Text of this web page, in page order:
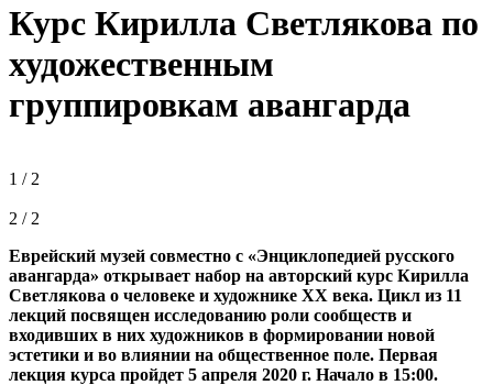
Курс Кирилла Светлякова по
художественным
группировкам авангарда
1 / 2
2 / 2
Еврейский музей совместно с «Энциклопедией русского
авангарда» открывает набор на авторский курс Кирилла
Светлякова о человеке и художнике XX века. Цикл из 11
лекций посвящен исследованию роли сообществ и
входивших в них художников в формировании новой
эстетики и во влиянии на общественное поле. Первая
лекция курса пройдет 5 апреля 2020 г. Начало в 15:00.